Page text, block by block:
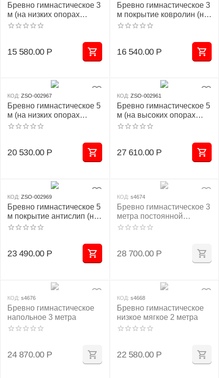
Бревно гимнастическое 3
м (на низких опорах
металл)
15 580.00 Р
Бревно гимнастическое 3
м покрытие ковролин (на
низких опорах дерево)
16 540.00 Р
КОД: ZSO-002967
Бревно гимнастическое 5
м (на низких опорах
дерево)
20 530.00 Р
КОД: ZSO-002961
Бревно гимнастическое 5
м (на высоких опорах
металл)
27 610.00 Р
КОД: ZSO-002969
Бревно гимнастическое 5
м покрытие антислип (на
низких опорах дерево)
23 490.00 Р
КОД: s4674
Бревно гимнастическое 3
метра постоянной
высоты 700 мм
28 700.00 Р
КОД: s4676
Бревно гимнастическое
напольное 3 метра
24 870.00 Р
КОД: s4668
Бревно гимнастическое
низкое мягкое 2 метра
22 580.00 Р